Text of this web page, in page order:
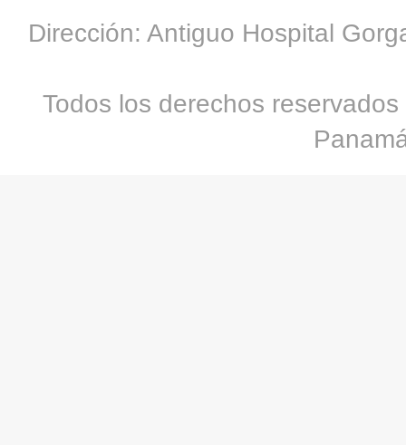
Dirección: Antiguo Hospital
Todos los derechos